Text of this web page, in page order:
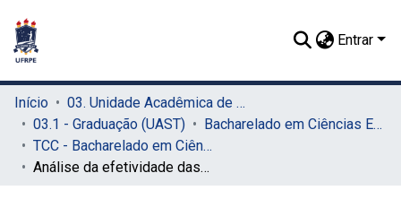
Entrar
Início
03. Unidade Acadêmica de Serra Talhada (UAST)
03.1 - Graduação (UAST)
Bacharelado em Ciências Econômicas (UAST)
TCC - Bacharelado em Ciências Econômicas (UAST)
Análise da efetividade das políticas públicas emergenciais de saúde, na pandemia de Covid 19, em Pernambuco: o caso do Quilombo indígena Tiririca (PE)